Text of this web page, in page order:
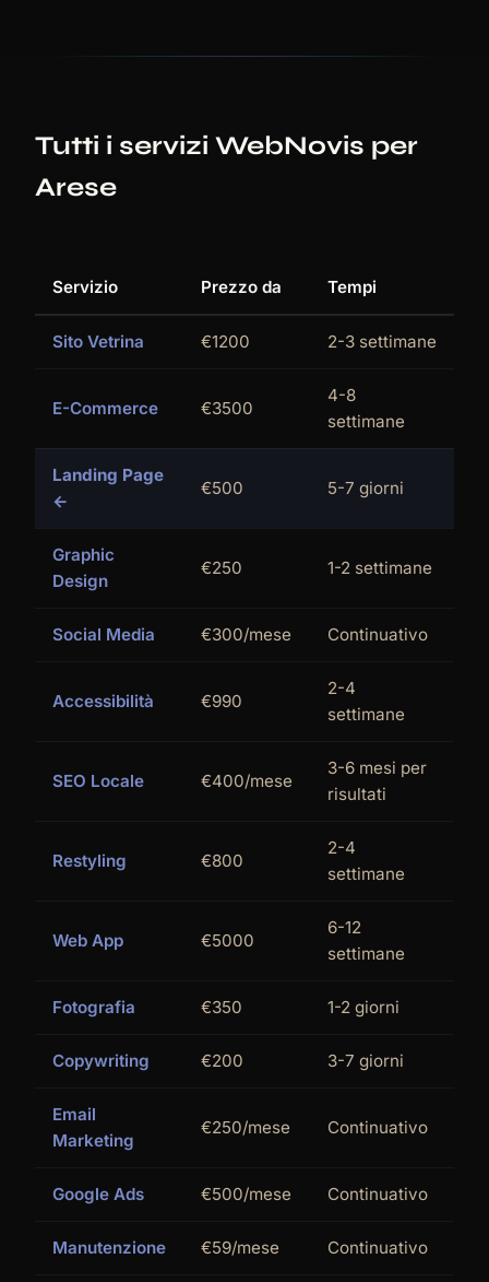
Tutti i servizi WebNovis per
Arese
Servizio Prezzo da Tempi
Sito Vetrina €1200 2-3 settimane
E-Commerce €3500
4-8
settimane
Landing Page
←
€500 5-7 giorni
Graphic
Design
€250 1-2 settimane
Social Media €300/mese Continuativo
Accessibilità €990
2-4
settimane
SEO Locale €400/mese
3-6 mesi per
risultati
Restyling €800
2-4
settimane
Web App €5000
6-12
settimane
Fotografia €350 1-2 giorni
Copywriting €200 3-7 giorni
Email
Marketing
€250/mese Continuativo
Google Ads €500/mese Continuativo
Manutenzione €59/mese Continuativo